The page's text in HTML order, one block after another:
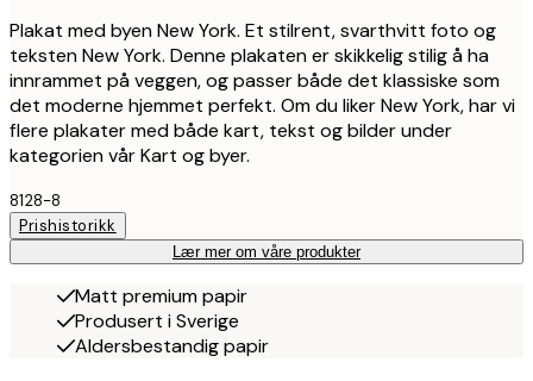
Plakat med byen New York. Et stilrent, svarthvitt foto og
teksten New York. Denne plakaten er skikkelig stilig å ha
innrammet på veggen, og passer både det klassiske som
det moderne hjemmet perfekt. Om du liker New York, har vi
flere plakater med både kart, tekst og bilder under
kategorien vår Kart og byer.
8128-8
Prishistorikk
Lær mer om våre produkter
Matt premium papir
Produsert i Sverige
Aldersbestandig papir